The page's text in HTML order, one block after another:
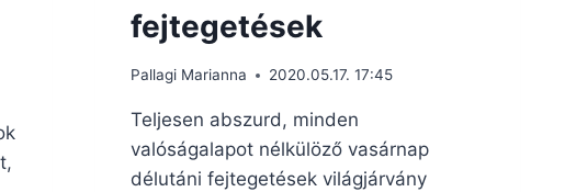
fejtegetések
Pallagi Marianna 2020.05.17. 17:45
Teljesen abszurd, minden
valóságalapot nélkülöző vasárnap
délutáni fejtegetések világjárvány